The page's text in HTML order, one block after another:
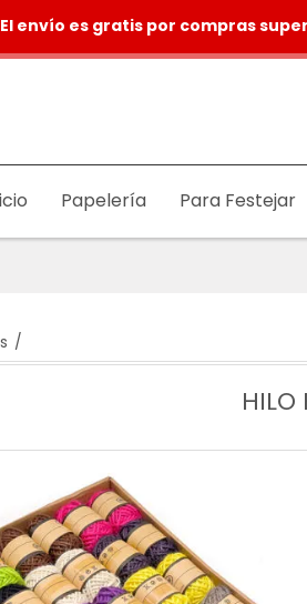
envío es gratis por compras
Papelería Para Festejar
/
HILO